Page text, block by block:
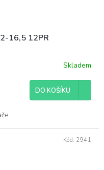
16,5 12PR
Skladem
DO KOŠÍKU
Kód: 2941